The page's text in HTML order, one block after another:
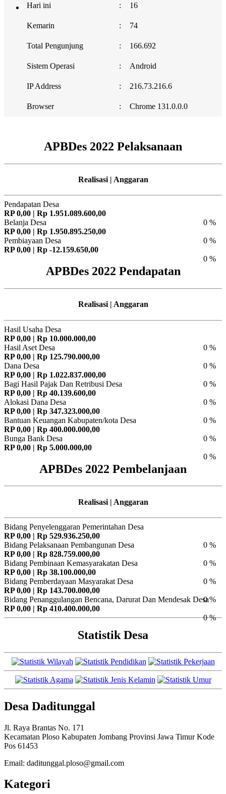
Hari ini : 16
Kemarin : 74
Total Pengunjung : 166.692
Sistem Operasi : Android
IP Address : 216.73.216.6
Browser : Chrome 131.0.0.0
APBDes 2022 Pelaksanaan
Realisasi | Anggaran
Pendapatan Desa
RP 0,00 | Rp 1.951.089.600,00
0 %
Belanja Desa
RP 0,00 | Rp 1.950.895.250,00
0 %
Pembiayaan Desa
RP 0,00 | Rp -12.159.650,00
0 %
APBDes 2022 Pendapatan
Realisasi | Anggaran
Hasil Usaha Desa
RP 0,00 | Rp 10.000.000,00
0 %
Hasil Aset Desa
RP 0,00 | Rp 125.790.000,00
0 %
Dana Desa
RP 0,00 | Rp 1.022.837.000,00
0 %
Bagi Hasil Pajak Dan Retribusi Desa
RP 0,00 | Rp 40.139.600,00
0 %
Alokasi Dana Desa
RP 0,00 | Rp 347.323.000,00
0 %
Bantuan Keuangan Kabupaten/kota Desa
RP 0,00 | Rp 400.000.000,00
0 %
Bunga Bank Desa
RP 0,00 | Rp 5.000.000,00
0 %
APBDes 2022 Pembelanjaan
Realisasi | Anggaran
Bidang Penyelenggaran Pemerintahan Desa
RP 0,00 | Rp 529.936.250,00
0 %
Bidang Pelaksanaan Pembangunan Desa
RP 0,00 | Rp 828.759.000,00
0 %
Bidang Pembinaan Kemasyarakatan Desa
RP 0,00 | Rp 38.100.000,00
0 %
Bidang Pemberdayaan Masyarakat Desa
RP 0,00 | Rp 143.700.000,00
0 %
Bidang Penanggulangan Bencana, Darurat Dan Mendesak Desa
RP 0,00 | Rp 410.400.000,00
0 %
Statistik Desa
Desa Daditunggal
Jl. Raya Brantas No. 171
Kecamatan Ploso Kabupaten Jombang Provinsi Jawa Timur Kode
Pos 61453
Email: daditunggal.ploso@gmail.com
Kategori